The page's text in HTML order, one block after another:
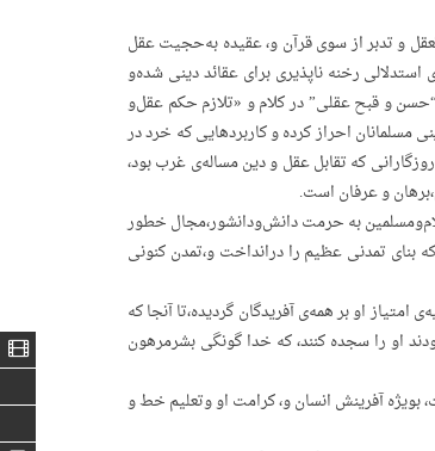
و تدبر از سوی‌ قرآن‌ و، عقیده‌ به‌حجیت‌ عقل‌
رخنه‌ ناپذیری‌ برای‌ عقائد دینی‌ شده‌و
و قبح‌ عقلی” در کلام‌ و «تلازم‌ حکم‌ عقل‌و
احراز کرده‌ و کاربردهایی‌ که‌ خرد در
که‌ تقابل‌ عقل‌ و دین‌ مساله‌ی‌ غرب‌ بود،
و عرفان‌ است.
به‌ حرمت‌ دانش‌ودانشور،مجال‌ خطور
بنای‌ تمدنی‌ عظیم‌ را درانداخت‌ و،تمدن‌ کنونی‌
او بر همه‌ی‌ آفریدگان‌ گردیده،تا آنجا که‌
او را سجده‌ کنند، که‌ خدا گونگی‌ بشرمرهون‌
بویژه‌ آفرینش‌ انسان‌ و، کرامت‌ او وتعلیم‌ خط‌ و